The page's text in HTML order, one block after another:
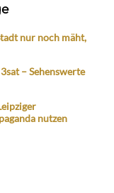
nur noch mäht,
– Sehenswerte
nutzen